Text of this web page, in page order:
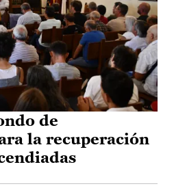
de
la recuperación